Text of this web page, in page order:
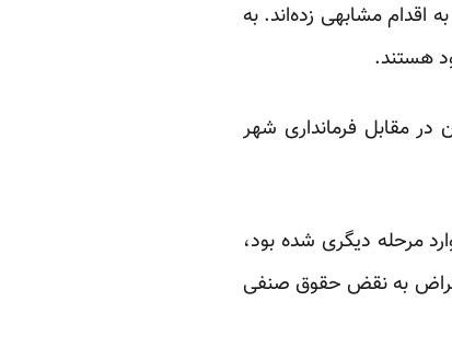
فازهای ۱۷ و ۱۸ پارس جنوبی نیز دست به اقدام مشابهی زده‌اند. به
هستند.
در مقابل فرمانداری شهر
بین المللی، وارد مرحله دیگری شده بود،
به نقض حقوق صنفی